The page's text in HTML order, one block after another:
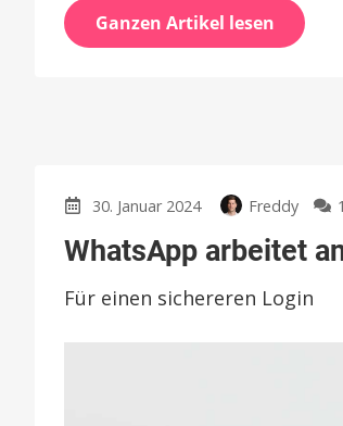
Ganzen Artikel lesen
30. Januar 2024 Freddy
WhatsApp arbeitet
Für einen sichereren Login